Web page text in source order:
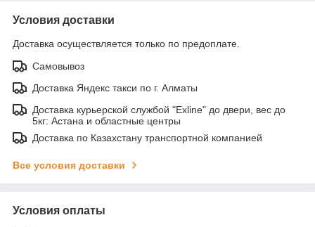
Условия доставки
Доставка осуществляется только по предоплате.
Самовывоз
Доставка Яндекс такси по г. Алматы
Доставка курьерской службой "Exline" до двери, вес до
5кг: Астана и областные центры
Доставка по Казахстану транспортной компанией
Все условия доставки
Условия оплаты